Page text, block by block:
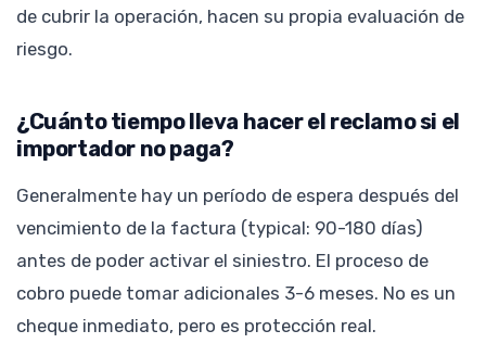
de cubrir la operación, hacen su propia evaluación de
riesgo.
¿Cuánto tiempo lleva hacer el reclamo si el
importador no paga?
Generalmente hay un período de espera después del
vencimiento de la factura (typical: 90-180 días)
antes de poder activar el siniestro. El proceso de
cobro puede tomar adicionales 3-6 meses. No es un
cheque inmediato, pero es protección real.